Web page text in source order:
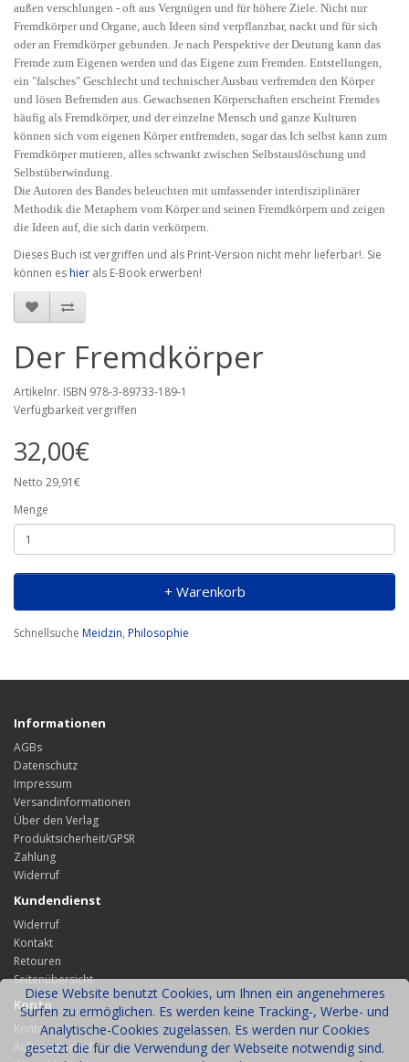
Diese Website benutzt Cookies, um Ihnen ein angenehmeres
Surfen zu ermöglichen. Es werden keine Tracking-, Werbe- und
Analytische-Cookies zugelassen. Es werden nur Cookies
gesetzt die für die Verwendung der Webseite notwendig sind.
außen verschlungen - oft aus Vergnügen und für höhere Ziele. Nicht nur
Fremdkörper und Organe, auch Ideen sind verpflanzbar, nackt und für sich
oder an Fremdkörper gebunden. Je nach Perspektive der Deutung kann das
Fremde zum Eigenen werden und das Eigene zum Fremden. Entstellungen,
ein "falsches" Geschlecht und technischer Ausbau verfremden den Körper
und lösen Befremden aus. Gewachsenen Körperschaften erscheint Fremdes
häufig als Fremdkörper, und der einzelne Mensch und ganze Kulturen
können sich vom eigenen Körper entfremden, sogar das Ich selbst kann zum
Fremdkörper mutieren, alles schwankt zwischen Selbstauslöschung und
Selbstüberwindung.
Die Autoren des Bandes beleuchten mit umfassender interdisziplinärer
Methodik die Metaphern vom Körper und seinen Fremdkörpern und zeigen
die Ideen auf, die sich darin verkörpern.
Dieses Buch ist vergriffen und als Print-Version nicht mehr lieferbar!. Sie
können eshier als E-Book erwerben!
Der Fremdkörper
Artikelnr. ISBN 978-3-89733-189-1
Verfügbarkeit vergriffen
32,00€
Netto 29,91€
Menge
+ Warenkorb
Schnellsuche Meidzin, Philosophie
Informationen
AGBs
Datenschutz
Impressum
Versandinformationen
Über den Verlag
Produktsicherheit/GPSR
Zahlung
Widerruf
Kundendienst
Widerruf
Kontakt
Retouren
Seitenübersicht
Konto
Konto
Auftragsverlauf